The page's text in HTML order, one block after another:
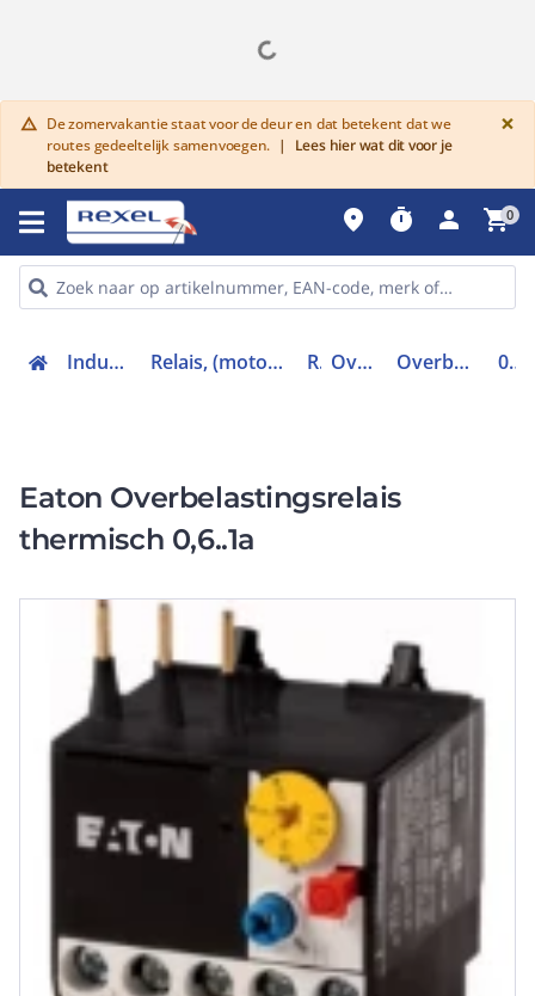
warning De zomervakantie staat voor de deur en dat betekent dat we
routes gedeeltelijk samenvoegen. |
Lees hier wat dit voor je
betekent
×
place timer person shopping_cart0
Industriele componenten Relais, (motor)beveiliging en magneetschakelaars Relais Overbelastingrelais Overbelastingsrelais thermisch 014376
Eaton Overbelastingsrelais
thermisch 0,6..1a